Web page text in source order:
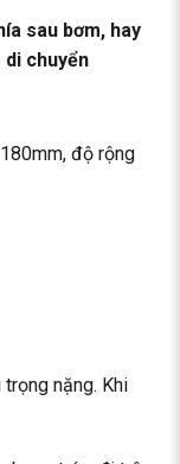
sau bơm, hay
di chuyển
độ rộng
nặng. Khi